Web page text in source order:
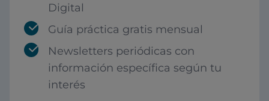
Digital
Guía práctica gratis mensual
Newsletters periódicas con
información específica según tu
interés